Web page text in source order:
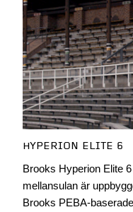
HYPERION ELITE 6
Brooks Hyperion Elite
mellansulan är
Brooks PEBA-